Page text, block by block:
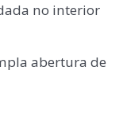
no interior
abertura de